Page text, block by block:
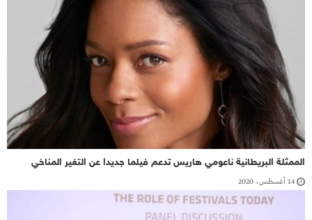
الممثلة البريطانية ناعومي هاريس تدعم فيلما جديدا عن التغير المناخي
14 أغسطس، 2020